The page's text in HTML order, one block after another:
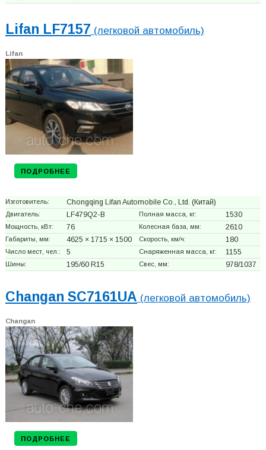
Lifan LF7157 (легковой автомобиль)
Lifan
ПОДРОБНЕЕ
Изготовитель: Chongqing Lifan Automobile Co., Ltd. (Китай)
Двигатель: LF479Q2-B Полная масса, кг: 1530
Мощность, кВт: 76 Колесная база, мм: 2610
Габариты, мм: 4625 × 1715 × 1500 Скорость, км/ч: 180
Число мест, чел.: 5 Снаряженная масса, кг: 1155
Шины: 195/60 R15 Свес, мм: 978/1037
Changan SC7161UA (легковой автомобиль)
Changan
ПОДРОБНЕЕ